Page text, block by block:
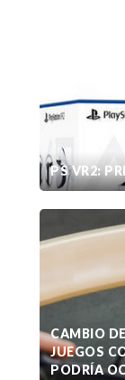
PS VR2:
CAMBIO
JUEGOS
PODRÍA